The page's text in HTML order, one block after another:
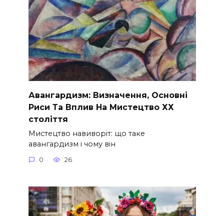
Авангардизм: Визначення, Основні
Риси Та Вплив На Мистецтво ХХ
століття
Мистецтво навиворіт: що таке
авангардизм і чому він
0 26